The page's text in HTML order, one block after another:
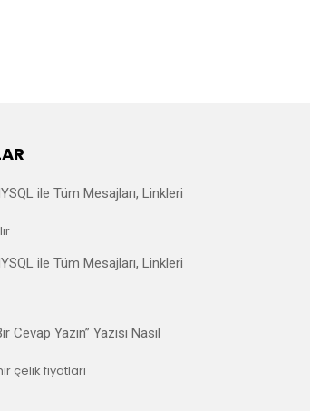
ile Tüm Mesajları, Linkleri
ile Tüm Mesajları, Linkleri
Cevap Yazın” Yazısı Nasıl
çelik fiyatları